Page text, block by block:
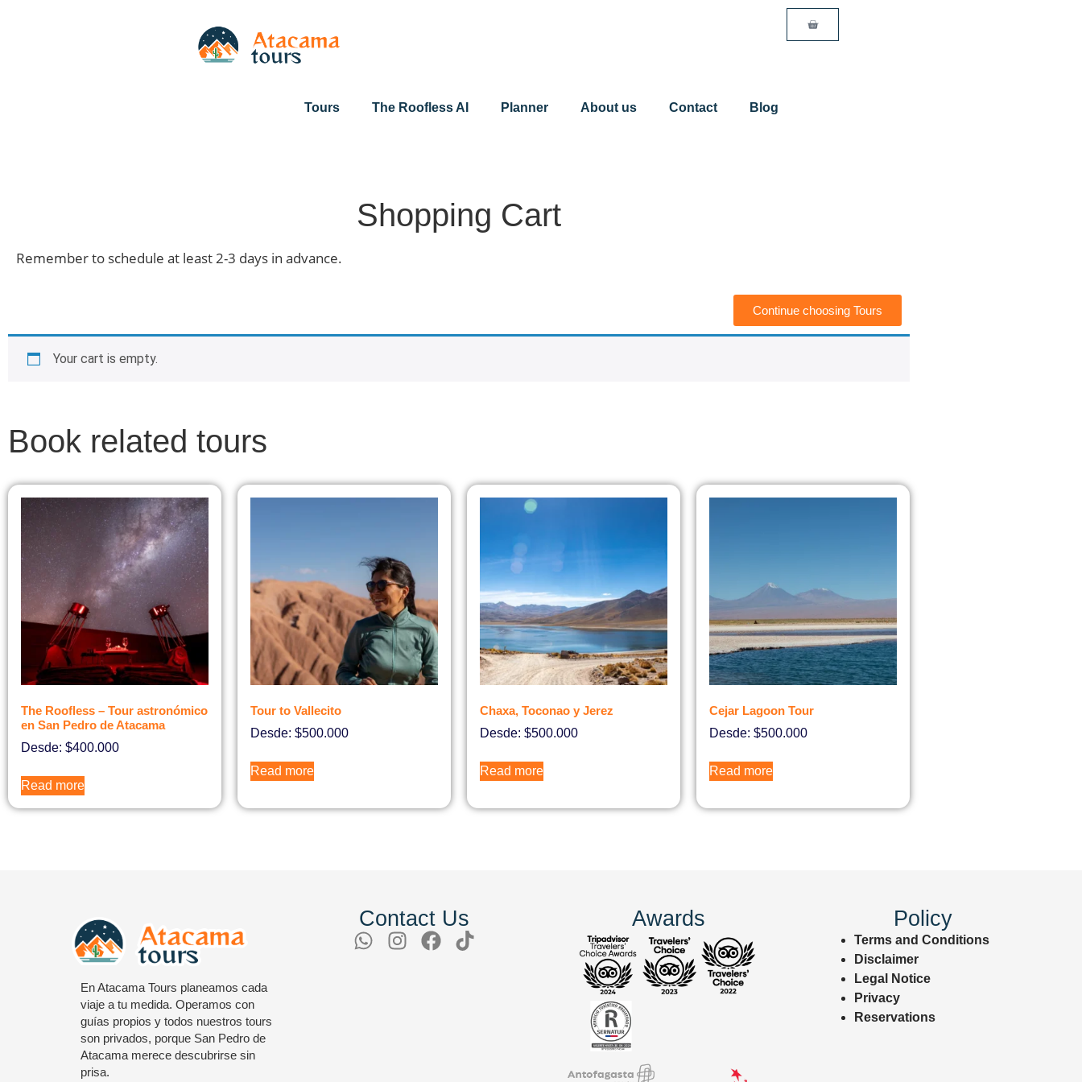
Tours The Roofless AI Planner About us Contact Blog
Shopping Cart
Remember to schedule at least 2-3 days in advance.
Continue choosing Tours
Your cart is empty.
Book related tours
The Roofless – Tour astronómico
en San Pedro de Atacama
Desde: $400.000
Read more
Tour to Vallecito
Desde: $500.000
Read more
Chaxa, Toconao y Jerez
Desde: $500.000
Read more
Cejar Lagoon Tour
Desde: $500.000
Read more
En Atacama Tours planeamos cada
viaje a tu medida. Operamos con
guías propios y todos nuestros tours
son privados, porque San Pedro de
Atacama merece descubrirse sin
prisa.
Contact Us Awards Policy
Terms and Conditions
Disclaimer
Legal Notice
Privacy
Reservations